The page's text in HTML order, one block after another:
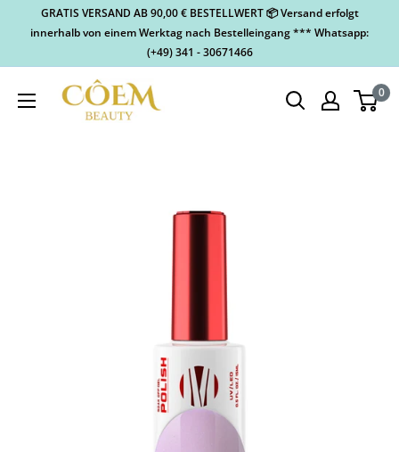
GRATIS VERSAND AB 90,00 € BESTELLWERT 📦 Versand erfolgt
innerhalb von einem Werktag nach Bestelleingang *** Whatsapp:
(+49) 341 - 30671466
0